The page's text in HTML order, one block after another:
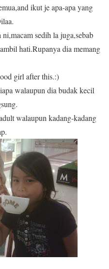
ikut je apa-apa yang
sedih la juga,sebab
hati.Rupanya dia memang
girl after this.:)
walaupun dia budak kecil
walaupun kadang-kadang